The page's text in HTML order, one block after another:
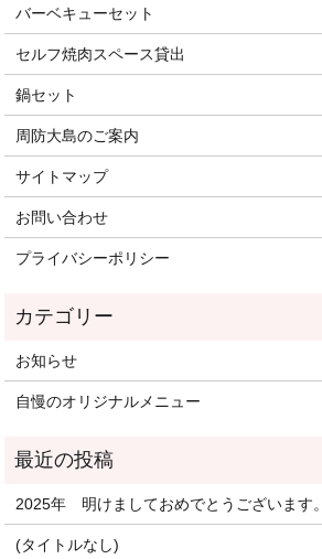
バーベキューセット
セルフ焼肉スペース貸出
鍋セット
周防大島のご案内
サイトマップ
お問い合わせ
プライバシーポリシー
お知らせ
自慢のオリジナルメニュー
2025年 明けましておめでとうございます。
(タイトルなし)